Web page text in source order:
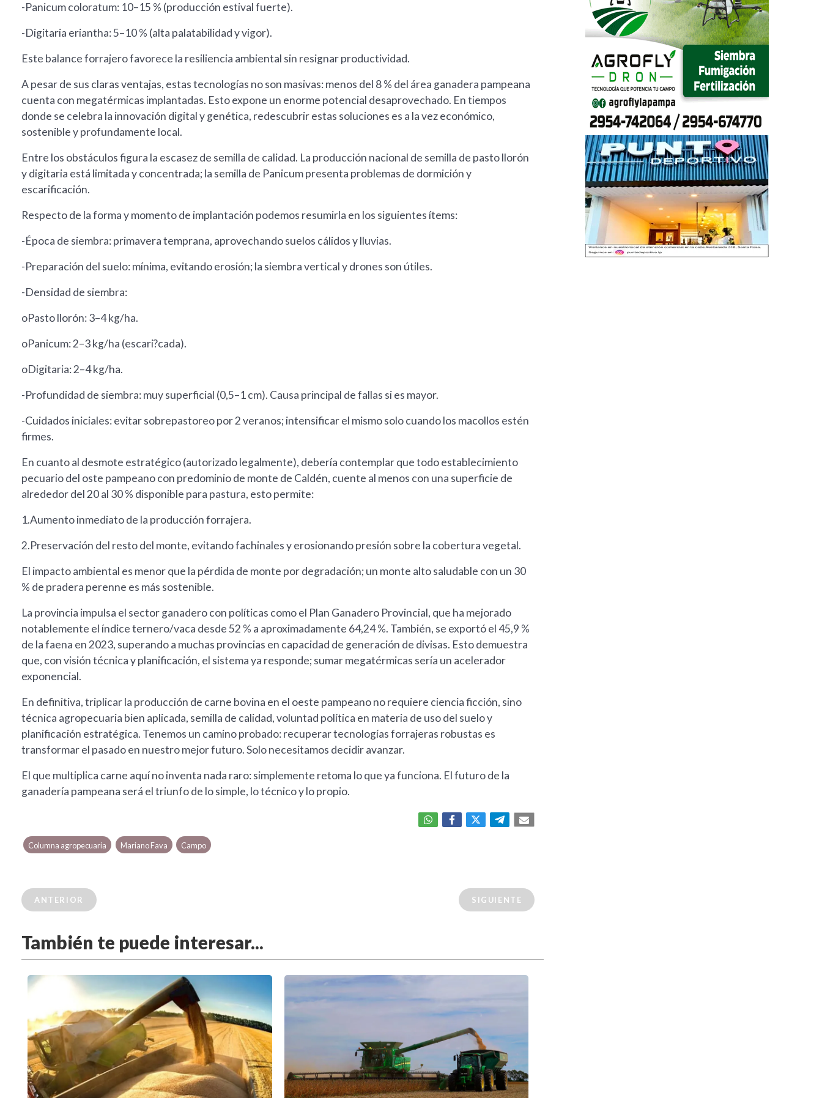
-Panicum coloratum: 10–15 % (producción estival fuerte).
-Digitaria eriantha: 5–10 % (alta palatabilidad y vigor).
Este balance forrajero favorece la resiliencia ambiental sin resignar productividad.
A pesar de sus claras ventajas, estas tecnologías no son masivas: menos del 8 % del área ganadera pampeana
cuenta con megatérmicas implantadas. Esto expone un enorme potencial desaprovechado. En tiempos
donde se celebra la innovación digital y genética, redescubrir estas soluciones es a la vez económico,
sostenible y profundamente local.
Entre los obstáculos figura la escasez de semilla de calidad. La producción nacional de semilla de pasto llorón
y digitaria está limitada y concentrada; la semilla de Panicum presenta problemas de dormición y
escarificación.
Respecto de la forma y momento de implantación podemos resumirla en los siguientes ítems:
-Época de siembra: primavera temprana, aprovechando suelos cálidos y lluvias.
-Preparación del suelo: mínima, evitando erosión; la siembra vertical y drones son útiles.
-Densidad de siembra:
oPasto llorón: 3–4 kg/ha.
oPanicum: 2–3 kg/ha (escari?cada).
oDigitaria: 2–4 kg/ha.
-Profundidad de siembra: muy superficial (0,5–1 cm). Causa principal de fallas si es mayor.
-Cuidados iniciales: evitar sobrepastoreo por 2 veranos; intensificar el mismo solo cuando los macollos estén
firmes.
En cuanto al desmote estratégico (autorizado legalmente), debería contemplar que todo establecimiento
pecuario del oste pampeano con predominio de monte de Caldén, cuente al menos con una superficie de
alrededor del 20 al 30 % disponible para pastura, esto permite:
1.Aumento inmediato de la producción forrajera.
2.Preservación del resto del monte, evitando fachinales y erosionando presión sobre la cobertura vegetal.
El impacto ambiental es menor que la pérdida de monte por degradación; un monte alto saludable con un 30
% de pradera perenne es más sostenible.
La provincia impulsa el sector ganadero con políticas como el Plan Ganadero Provincial, que ha mejorado
notablemente el índice ternero/vaca desde 52 % a aproximadamente 64,24 %. También, se exportó el 45,9 %
de la faena en 2023, superando a muchas provincias en capacidad de generación de divisas. Esto demuestra
que, con visión técnica y planificación, el sistema ya responde; sumar megatérmicas sería un acelerador
exponencial.
En definitiva, triplicar la producción de carne bovina en el oeste pampeano no requiere ciencia ficción, sino
técnica agropecuaria bien aplicada, semilla de calidad, voluntad política en materia de uso del suelo y
planificación estratégica. Tenemos un camino probado: recuperar tecnologías forrajeras robustas es
transformar el pasado en nuestro mejor futuro. Solo necesitamos decidir avanzar.
El que multiplica carne aquí no inventa nada raro: simplemente retoma lo que ya funciona. El futuro de la
ganadería pampeana será el triunfo de lo simple, lo técnico y lo propio.
Columna agropecuaria Mariano Fava Campo
ANTERIOR SIGUIENTE
También te puede interesar...